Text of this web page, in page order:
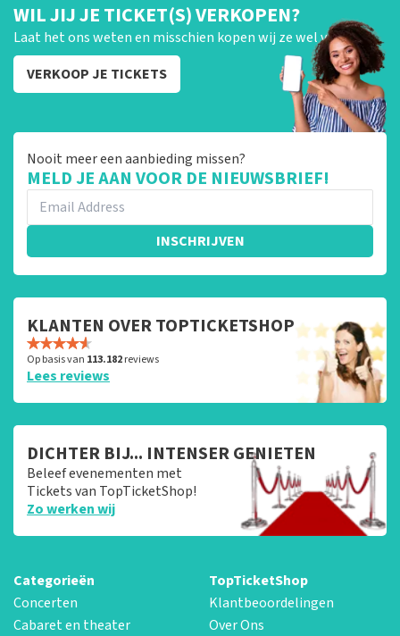
WIL JIJ JE TICKET(S) VERKOPEN?
Laat het ons weten en misschien kopen wij ze wel van je!
VERKOOP JE TICKETS
Nooit meer een aanbieding missen?
MELD JE AAN VOOR DE NIEUWSBRIEF!
INSCHRIJVEN
KLANTEN OVER TOPTICKETSHOP
Op basis van 113.182reviews
Lees reviews
DICHTER BIJ... INTENSER GENIETEN
Beleef evenementen met
Tickets van TopTicketShop!
Zo werken wij
Categorieën
Concerten
Cabaret en theater
TopTicketShop
Klantbeoordelingen
Over Ons